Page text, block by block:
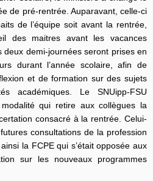
de pré-rentrée. Auparavant, celle-ci
de l’équipe soit avant la rentrée,
des maitres avant les vacances
deux demi-journées seront prises en
durant l’année scolaire, afin de
et de formation sur des sujets
académiques. Le SNUipp-FSU
qui retire aux collègues la
consacré à la rentrée. Celui-
consultations de la profession
la FCPE qui s’était opposée aux
sur les nouveaux programmes